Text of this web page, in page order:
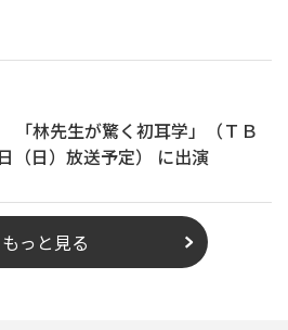
林先生が驚く初耳学」（ＴＢ
（日）放送予定） に出演
もっと見る